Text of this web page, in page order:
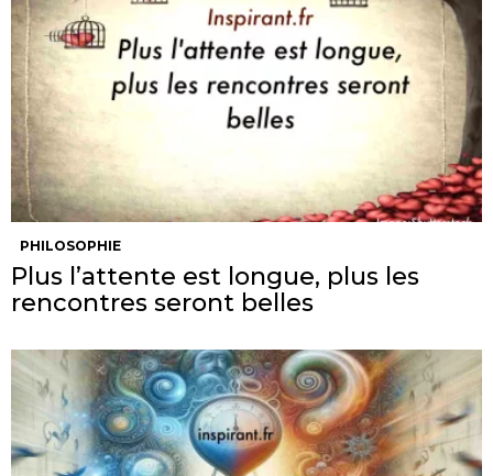
PHILOSOPHIE
Plus l’attente est longue, plus les
rencontres seront belles